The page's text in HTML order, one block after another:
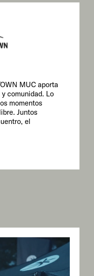
MUC aporta
comunidad. Lo
momentos
Juntos
el